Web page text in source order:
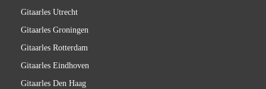
Gitaarles Utrecht
Gitaarles Groningen
Gitaarles Rotterdam
Gitaarles Eindhoven
Gitaarles Den Haag